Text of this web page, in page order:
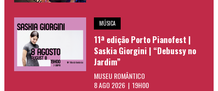
MÚSICA
11ª edição Porto Pianofest |
Saskia Giorgini | “Debussy no
Jardim”
MUSEU ROMÂNTICO
8 AGO 2026 | 19H00